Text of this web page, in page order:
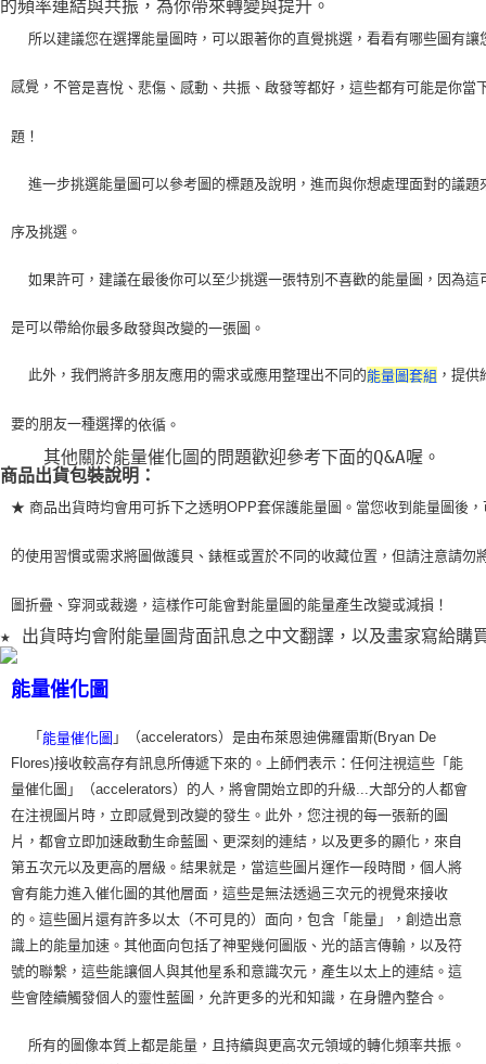
的頻率連結與共振，為你帶來轉變與提升。
所以建議您在選擇能量圖時，可以跟著你的直覺挑選，看看有哪些圖有讓
感覺，不管是喜悅、悲傷、感動、共振、啟發等都好，這些都有可能是你當
題！
進一步挑選能量圖可以參考圖的標題及說明，進而與你想處理面對的議題
序及挑選。
如果許可，建議在最後你可以至少挑選一張特別不喜歡的能量圖，因為這
是可以帶給你最多啟發與改變的一張圖。
    此外，我們將許多朋友應用的需求或應用整理出不同的
能量圖套組 ，提供
要的朋友一種選擇的依循。
    其他關於能量催化圖的問題歡迎參考下面的Q&A喔。
商品出貨包裝說明：
★ 商品出貨時均會用可拆下之透明OPP套保護能量圖。當您收到能量圖後，
的使用習慣或需求將圖做護貝、錶框或置於不同的收藏位置，但請注意請勿
圖折疊、穿洞或裁邊，這樣作可能會對能量圖的能量產生改變或減損！
★ 出貨時均會附能量圖背面訊息之中文翻譯，以及畫家寫給購
能量催化圖
「 能量催化圖 」（accelerators）是由布萊恩迪佛羅雷斯(Bryan De
Flores)接收較高存有訊息所傳遞下來的。上師們表示：任何注視這些「能
量催化圖」（accelerators）的人，將會開始立即的升級...大部分的人都會
在注視圖片時，立即感覺到改變的發生。此外，您注視的每一張新的圖
片，都會立即加速啟動生命藍圖、更深刻的連結，以及更多的顯化，來自
第五次元以及更高的層級。結果就是，當這些圖片運作一段時間，個人將
會有能力進入催化圖的其他層面，這些是無法透過三次元的視覺來接收
的。這些圖片還有許多以太（不可見的）面向，包含「能量」，創造出意
識上的能量加速。其他面向包括了神聖幾何圖版、光的語言傳輸，以及符
號的聯繫，這些能讓個人與其他星系和意識次元，產生以太上的連結。這
些會陸續觸發個人的靈性藍圖，允許更多的光和知識，在身體內整合。
所有的圖像本質上都是能量，且持續與更高次元領域的轉化頻率共振。